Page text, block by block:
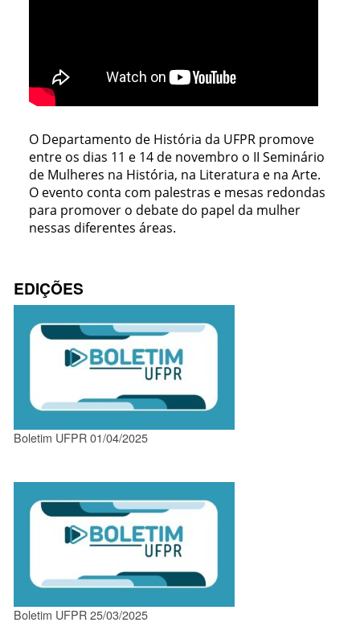
O Departamento de História da UFPR promove
entre os dias 11 e 14 de novembro o II Seminário
de Mulheres na História, na Literatura e na Arte.
O evento conta com palestras e mesas redondas
para promover o debate do papel da mulher
nessas diferentes áreas.
EDIÇÕES
Boletim UFPR 01/04/2025
Boletim UFPR 25/03/2025